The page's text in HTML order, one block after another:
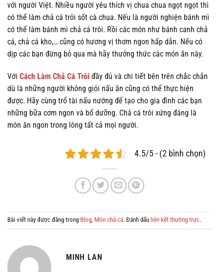
với người Việt. Nhiều người yêu thích vị chua chua ngọt ngọt thì
có thể làm chả cá trôi sốt cà chua. Nếu là người nghiện bánh mì
có thể làm bánh mì chả cá trôi. Rồi các món như bánh canh chả
cá, chả cá kho,… cũng có hương vị thơm ngon hấp dẫn. Nếu có
dịp các bạn đừng bỏ qua mà hãy thưởng thức các món ăn này.
Với Cách Làm Chả Cá Trôi đầy đủ và chi tiết bên trên chắc chắn
dù là những người không giỏi nấu ăn cũng có thể thực hiện
được. Hãy cùng trổ tài nấu nướng để tạo cho gia đình các bạn
những bữa cơm ngon và bổ dưỡng. Chả cá trôi xứng đáng là
món ăn ngon trong lòng tất cả mọi người.
4.5/5 - (2 bình chọn)
Bài viết này được đăng trong Blog, Món chả cá. Đánh dấu liên kết thường trực.
MINH LAN